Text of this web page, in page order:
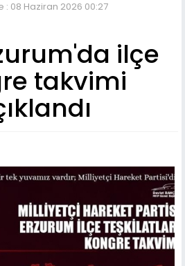
: 08 Haziran 2026 00:27
ilçe
takvimi